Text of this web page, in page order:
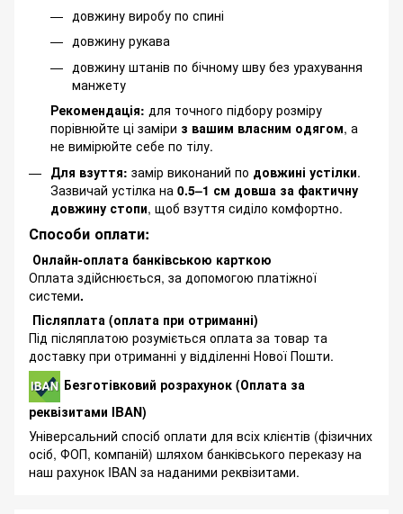
довжину виробу по спині
довжину рукава
довжину штанів по бічному шву без урахування
манжету
Рекомендація: для точного підбору розміру
порівнюйте ці заміри з вашим власним одягом, а
не вимірюйте себе по тілу.
Для взуття: замір виконаний по довжині устілки.
Зазвичай устілка на 0.5–1 см довша за фактичну
довжину стопи, щоб взуття сиділо комфортно.
Способи оплати:
Онлайн-оплата банківською карткою
Оплата здійснюється, за допомогою платіжної
системи.
Післяплата (оплата при отриманні)
Під післяплатою розуміється оплата за товар та
доставку при отриманні у відділенні Нової Пошти.
Безготівковий розрахунок (Оплата за
реквізитами IBAN)
Універсальний спосіб оплати для всіх клієнтів (фізичних
осіб, ФОП, компаній) шляхом банківського переказу на
наш рахунок IBAN за наданими реквізитами.